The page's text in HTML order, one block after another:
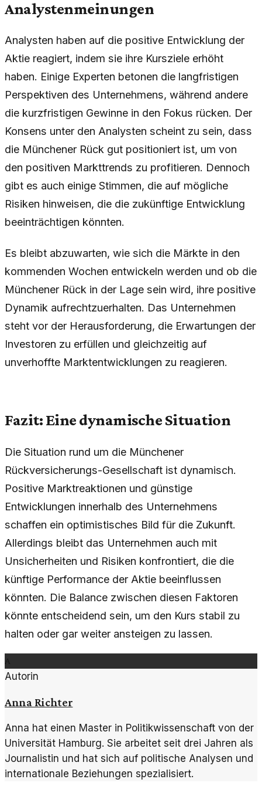
Analystenmeinungen
Analysten haben auf die positive Entwicklung der
Aktie reagiert, indem sie ihre Kursziele erhöht
haben. Einige Experten betonen die langfristigen
Perspektiven des Unternehmens, während andere
die kurzfristigen Gewinne in den Fokus rücken. Der
Konsens unter den Analysten scheint zu sein, dass
die Münchener Rück gut positioniert ist, um von
den positiven Markttrends zu profitieren. Dennoch
gibt es auch einige Stimmen, die auf mögliche
Risiken hinweisen, die die zukünftige Entwicklung
beeinträchtigen könnten.
Es bleibt abzuwarten, wie sich die Märkte in den
kommenden Wochen entwickeln werden und ob die
Münchener Rück in der Lage sein wird, ihre positive
Dynamik aufrechtzuerhalten. Das Unternehmen
steht vor der Herausforderung, die Erwartungen der
Investoren zu erfüllen und gleichzeitig auf
unverhoffte Marktentwicklungen zu reagieren.
Fazit: Eine dynamische Situation
Die Situation rund um die Münchener
Rückversicherungs-Gesellschaft ist dynamisch.
Positive Marktreaktionen und günstige
Entwicklungen innerhalb des Unternehmens
schaffen ein optimistisches Bild für die Zukunft.
Allerdings bleibt das Unternehmen auch mit
Unsicherheiten und Risiken konfrontiert, die die
künftige Performance der Aktie beeinflussen
könnten. Die Balance zwischen diesen Faktoren
könnte entscheidend sein, um den Kurs stabil zu
halten oder gar weiter ansteigen zu lassen.
Autorin
Anna Richter
Anna hat einen Master in Politikwissenschaft von der
Universität Hamburg. Sie arbeitet seit drei Jahren als
Journalistin und hat sich auf politische Analysen und
internationale Beziehungen spezialisiert.